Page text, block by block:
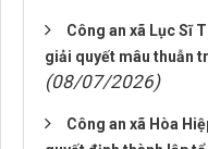
Công an xã Lục Sĩ
giải quyết mâu thuẫn
(08/07/2026)
Công an xã Hòa